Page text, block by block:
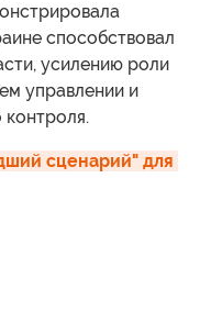
способствовал
усилению роли
управлении и
контроля.
сценарий" для